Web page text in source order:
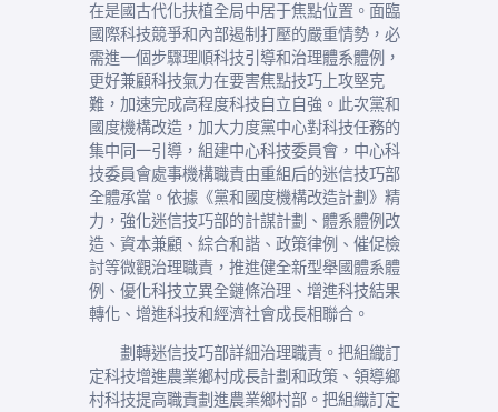
在是國古代化扶植全局中居于焦點位置。面臨
國際科技競爭和內部遏制打壓的嚴重情勢，必
需進一個步驟理順科技引導和治理體系體例，
更好兼顧科技氣力在要害焦點技巧上攻堅克
難，加速完成高程度科技自立自強。此次黨和
國度機構改造，加大力度黨中心對科技任務的
集中同一引導，組建中心科技委員會，中心科
技委員會處事機構職責由重組后的迷信技巧部
全體承當。依據《黨和國度機構改造計劃》精
力，強化迷信技巧部的計謀計劃、體系體例改
造、資本兼顧、綜合和諧、政策律例、催促檢
討等微觀治理職責，推進健全新型舉國體系體
例、優化科技立異全鏈條治理、增進科技結果
轉化、增進科技和經濟社會成長相聯合。
劃轉迷信技巧部詳細治理職責。把組織訂
定科技增進農業鄉村成長計劃和政策、領導鄉
村科技提高職責劃進農業鄉村部。把組織訂定